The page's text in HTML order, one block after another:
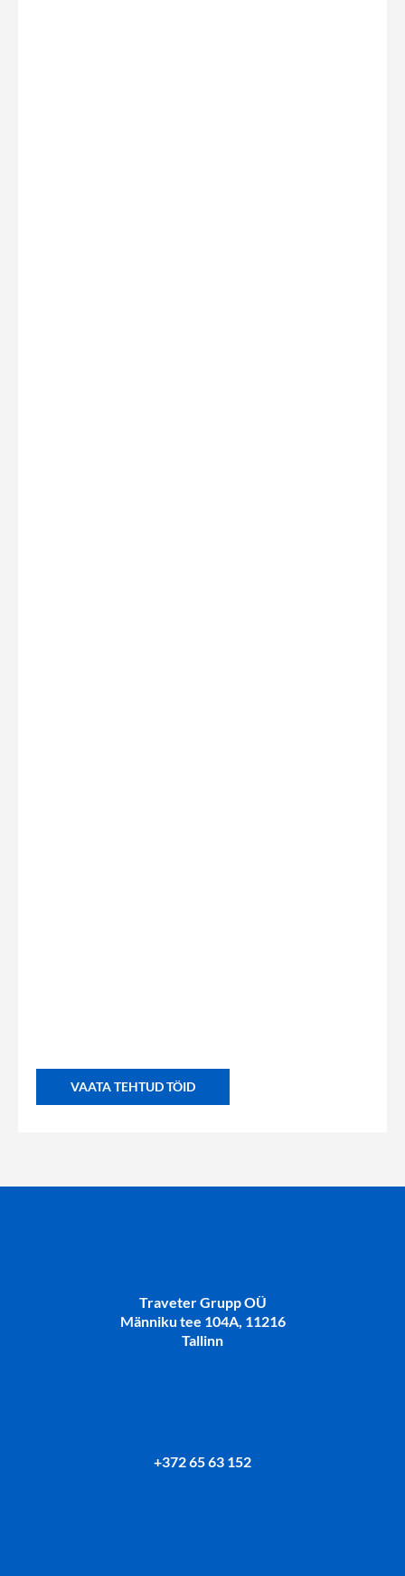
VAATA TEHTUD TÖID
Traveter Grupp OÜ
Männiku tee 104A, 11216
Tallinn
+372 65 63 152